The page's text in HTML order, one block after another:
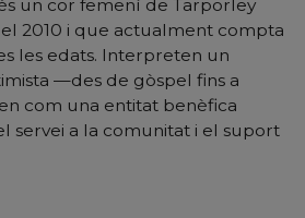
un cor femení de Tarporley
2010 i que actualment compta
les edats. Interpreten un
—des de gòspel fins a
com una entitat benèfica
servei a la comunitat i el suport